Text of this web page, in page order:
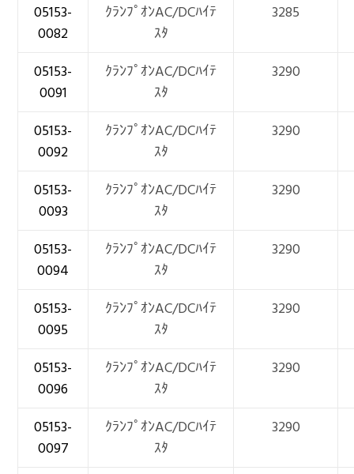
05153-
0082
ｸﾗﾝﾌﾟｵﾝAC/DCﾊｲﾃ
ｽﾀ
3285
05153-
0091
ｸﾗﾝﾌﾟｵﾝAC/DCﾊｲﾃ
ｽﾀ
3290
05153-
0092
ｸﾗﾝﾌﾟｵﾝAC/DCﾊｲﾃ
ｽﾀ
3290
05153-
0093
ｸﾗﾝﾌﾟｵﾝAC/DCﾊｲﾃ
ｽﾀ
3290
05153-
0094
ｸﾗﾝﾌﾟｵﾝAC/DCﾊｲﾃ
ｽﾀ
3290
05153-
0095
ｸﾗﾝﾌﾟｵﾝAC/DCﾊｲﾃ
ｽﾀ
3290
05153-
0096
ｸﾗﾝﾌﾟｵﾝAC/DCﾊｲﾃ
ｽﾀ
3290
05153-
0097
ｸﾗﾝﾌﾟｵﾝAC/DCﾊｲﾃ
ｽﾀ
3290